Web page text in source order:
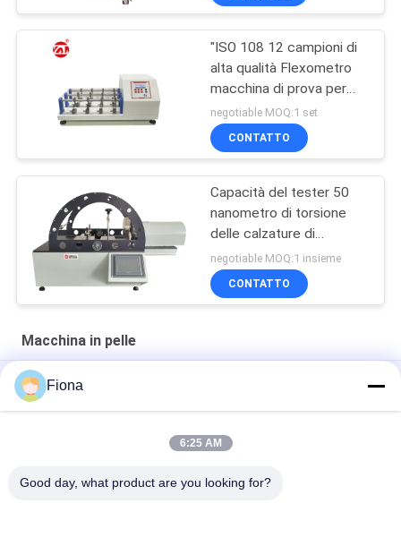
"ISO 108 12 campioni di
alta qualità Flexometro
macchina di prova per
tessuti / cuoio""
negotiable MOQ:1 set
CONTATTO
Capacità del tester 50
nanometro di torsione
delle calzature di
controllo dello SpA di
GB/T 32024
negotiable MOQ:1 insieme
CONTATTO
Macchina in pelle
4
M
"SATRA TM171 strumento di misura della penetrazione
Fiona
6:25 AM
Good day, what product are you looking for?